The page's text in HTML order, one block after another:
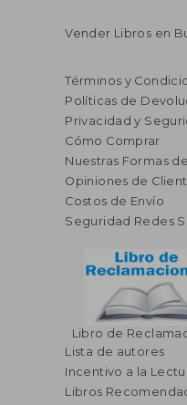
$
$
Vender Libros en
Términos y
Políticas de
Privacidad y
Cómo Comprar
Nuestras Formas
Opiniones de
Costos de Envío
Seguridad Redes
Libro de
Lista de autores
Incentivo a la
Libros